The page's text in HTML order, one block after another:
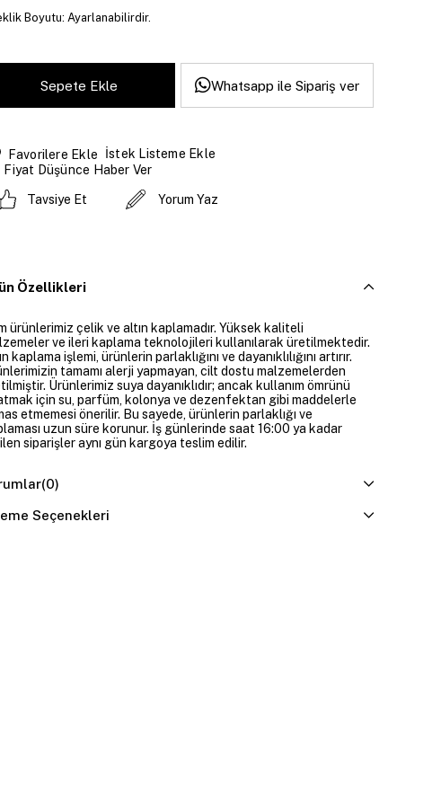
Boyutu: Ayarlanabilirdir.
Whatsapp ile Sipariş ver
Favorilere Ekle
İstek Listeme Ekle
Fiyat Düşünce Haber Ver
Tavsiye Et Yorum Yaz
Özellikleri
ürünlerimiz çelik ve altın kaplamadır. Yüksek kaliteli
ve ileri kaplama teknolojileri kullanılarak üretilmektedir.
kaplama işlemi, ürünlerin parlaklığını ve dayanıklılığını artırır.
tamamı alerji yapmayan, cilt dostu malzemelerden
Ürünlerimiz suya dayanıklıdır; ancak kullanım ömrünü
için su, parfüm, kolonya ve dezenfektan gibi maddelerle
etmemesi önerilir. Bu sayede, ürünlerin parlaklığı ve
uzun süre korunur. İş günlerinde saat 16:00 ya kadar
siparişler aynı gün kargoya teslim edilir.
(0)
Seçenekleri